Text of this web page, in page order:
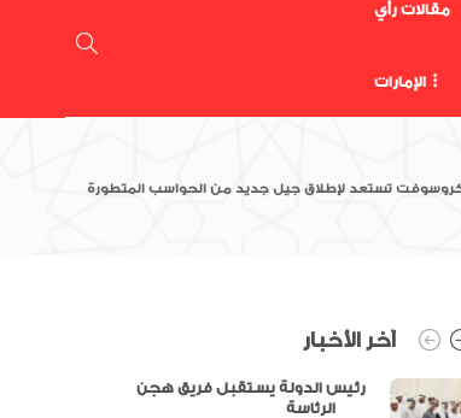
مقالات رأي
الإمارات
تستعد لإطلاق جيل جديد من الحواسب المتطورة
آخر الأخبار
رئيس الدولة يستقبل فريق هجن